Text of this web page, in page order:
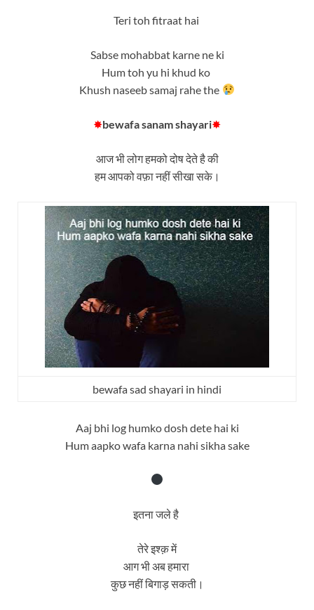
Teri toh fitraat hai
Sabse mohabbat karne ne ki
Hum toh yu hi khud ko
Khush naseeb samaj rahe the
✸bewafa sanam shayari✸
आज भी लोग हमको दोष देते है की
हम आपको वफ़ा नहीं सीखा सके।
bewafa sad shayari in hindi
Aaj bhi log humko dosh dete hai ki
Hum aapko wafa karna nahi sikha sake
इतना जले है
तेरे इश्क़ में
आग भी अब हमारा
कुछ नहीं बिगाड़ सकती।